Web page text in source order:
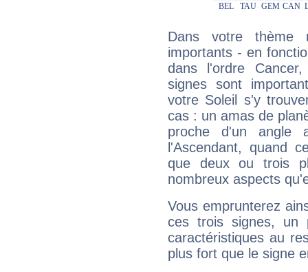
Dans votre thème
importants - en
dans l'ordre
signes sont
votre Soleil s'y
cas : un amas de
proche d'un
l'Ascendant, quand
que deux ou trois
nombreux aspects
Vous emprunterez
ces trois signes, un
caractéristiques au
plus fort que le signe